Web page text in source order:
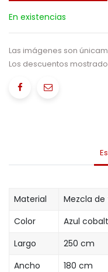
En existencias
Las imágenes son
Los descuentos
Material
Mezcla
Color
Azul
Largo
250 cm
Ancho
180 cm